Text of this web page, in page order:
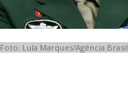
Foto: Lula Marques/Agência Brasil